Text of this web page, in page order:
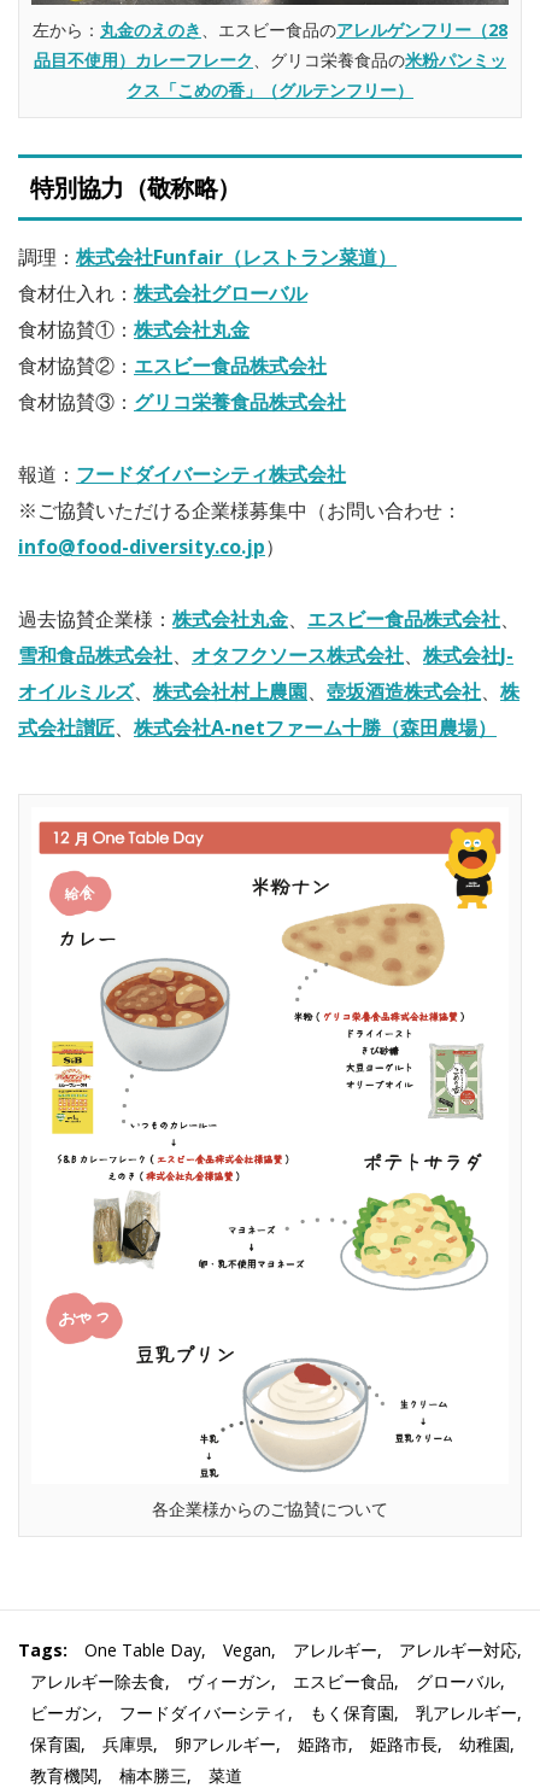
左から： 丸金のえのき 、エスビー食品のアレルゲンフリー（28
品目不使用）カレーフレーク
、グリコ栄養食品の米粉パンミッ
クス「こめの香」（グルテンフリー）
特別協力（敬称略）
調理： 株式会社Funfair（レストラン菜道）
食材仕入れ： 株式会社グローバル
食材協賛①： 株式会社丸金
食材協賛②： エスビー食品株式会社
食材協賛③： グリコ栄養食品株式会社
報道： フードダイバーシティ株式会社
※ご協賛いただける企業様募集中（お問い合わせ：
info@food-diversity.co.jp）
過去協賛企業様： 株式会社丸金、 エスビー食品株式会社、
雪和食品株式会社、 オタフクソース株式会社、 株式会社J-
オイルミルズ、 株式会社村上農園、 壺坂酒造株式会社、 株
式会社讃匠、 株式会社A-netファーム十勝（森田農場）
各企業様からのご協賛について
Tags: One Table Day, Vegan, アレルギー, アレルギー対応,
アレルギー除去食, ヴィーガン, エスビー食品, グローバル,
ビーガン, フードダイバーシティ , もく保育園, 乳アレルギー,
保育園, 兵庫県, 卵アレルギー, 姫路市, 姫路市長, 幼稚園,
教育機関, 楠本勝三, 菜道